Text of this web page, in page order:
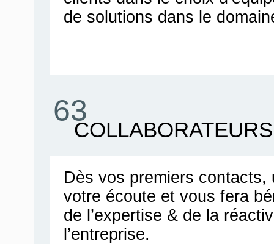
63
COLLABORATEURS
Dès vos premiers contacts,
votre écoute et vous fera
de l’expertise & de la
l’entreprise.
de solutions dans le